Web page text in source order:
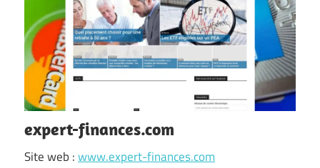
expert-finances.com
Site web :www.expert-finances.com